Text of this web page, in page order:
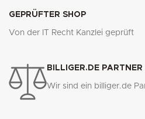
GEPRÜFTER SHOP
Von der IT Recht Kanzlei geprüft
BILLIGER.DE PARTNER
Wir sind ein billiger.de